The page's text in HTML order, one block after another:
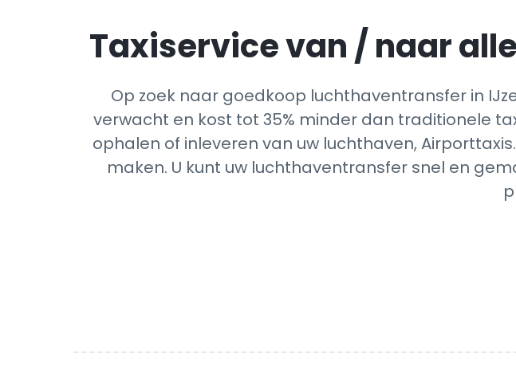
Taxiservice van / naar alle
Op zoek naar goedkoop luchthaventransfer in
verwacht en kost tot 35% minder dan traditionele
ophalen of inleveren van uw luchthaven,
maken. U kunt uw luchthaventransfer snel en